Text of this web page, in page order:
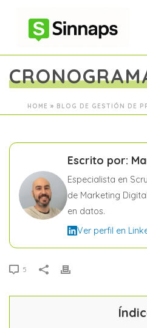
HOME » BLOG DE GESTIÓN DE
Escrito por:
Especialista en
de Marketing
en datos.
Ver perfil en
5